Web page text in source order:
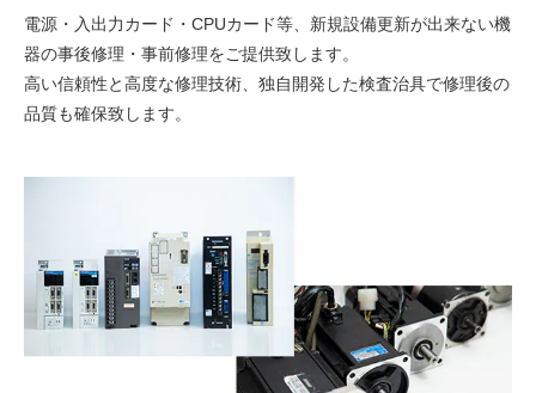
電源・入出力カード・CPUカード等、新規設備更新が出来ない機
器の事後修理・事前修理をご提供致します。
高い信頼性と高度な修理技術、独自開発した検査治具で修理後の
品質も確保致します。